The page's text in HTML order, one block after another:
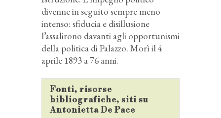
divenne in seguito sempre meno
intenso: sfiducia e disillusione
l’assalirono davanti agli opportunismi
della politica di Palazzo. Morì il 4
aprile 1893 a 76 anni.
Fonti, risorse
bibliografiche, siti su
Antonietta De Pace